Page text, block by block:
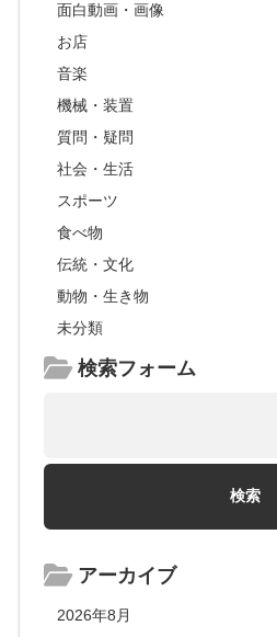
面白動画・画像
お店
音楽
機械・装置
質問・疑問
社会・生活
スポーツ
食べ物
伝統・文化
動物・生き物
未分類
検索フォーム
アーカイブ
2026年8月